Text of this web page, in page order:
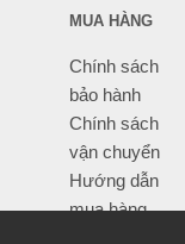
MUA HÀNG
Chính sách
bảo hành
Chính sách
vận chuyển
Hướng dẫn
mua hàng